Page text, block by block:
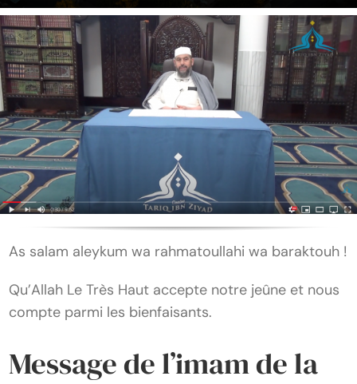
As salam aleykum wa rahmatoullahi wa baraktouh !
Qu’Allah Le Très Haut accepte notre jeûne et nous
compte parmi les bienfaisants.
Message de l’imam de la